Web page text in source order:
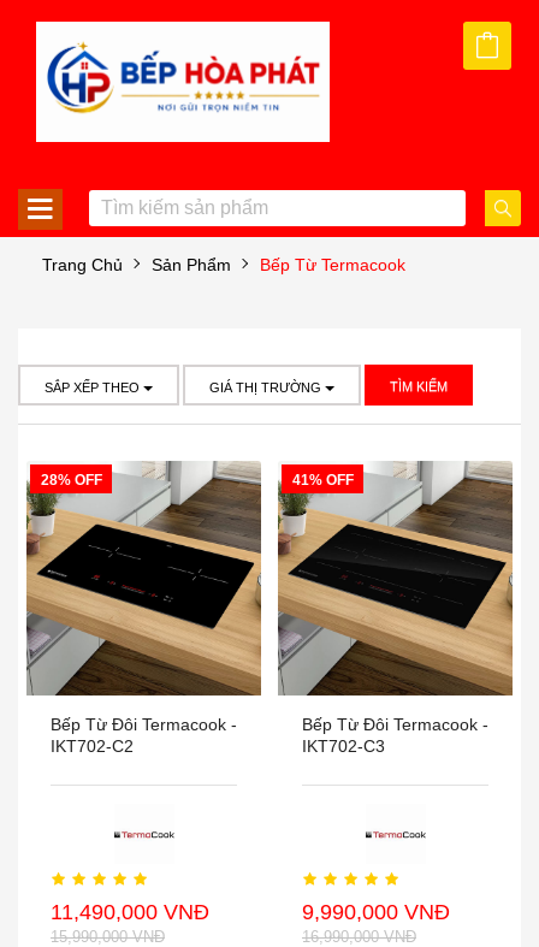
Trang Chủ Sản Phẩm Bếp Từ Termacook
SẮP XẾP THEO GIÁ THỊ TRƯỜNG TÌM KIẾM
28% OFF
Bếp Từ Đôi Termacook -
IKT702-C2
11,490,000 VNĐ
15,990,000 VNĐ
41% OFF
Bếp Từ Đôi Termacook -
IKT702-C3
9,990,000 VNĐ
16,990,000 VNĐ